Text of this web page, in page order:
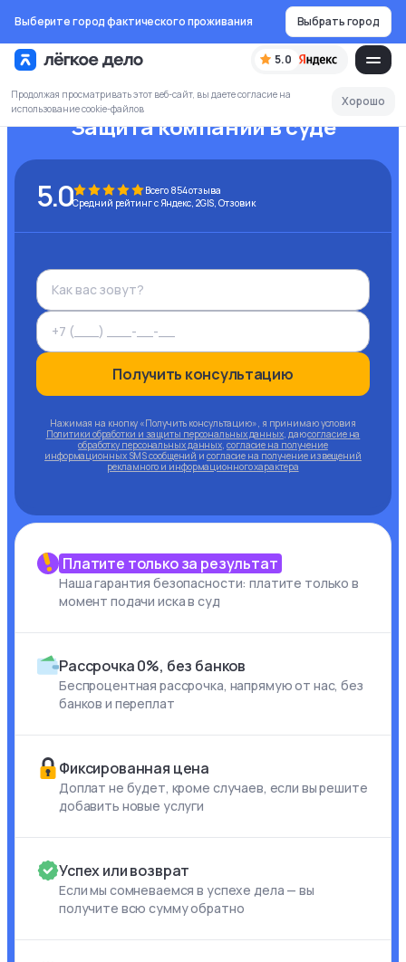
Выберите город фактического проживания Выбрать город
5.0
Продолжая просматривать этот веб-сайт, вы даете согласие на
использование cookie-файлов
Хорошо
Защита компании в суде
5.0 Всего 854отзыва
Средний рейтинг с Яндекс, 2GIS, Отзовик
Получить консультацию
Нажимая на кнопку «Получить консультацию», я принимаю условия
Политики обработки и защиты персональных данных, даюсогласие на
обработку персональных данных, согласие на получение
информационных SMS сообщений и согласие на получение извещений
рекламного и информационного характера
Платите только за результат
Наша гарантия безопасности: платите только в
момент подачи иска в суд
Рассрочка 0%, без банков
Беспроцентная рассрочка, напрямую от нас, без
банков и переплат
Фиксированная цена
Доплат не будет, кроме случаев, если вы решите
добавить новые услуги
Успех или возврат
Если мы сомневаемся в успехе дела — вы
получите всю сумму обратно